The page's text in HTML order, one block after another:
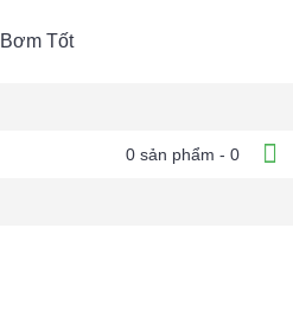
0 sản phẩm - 0